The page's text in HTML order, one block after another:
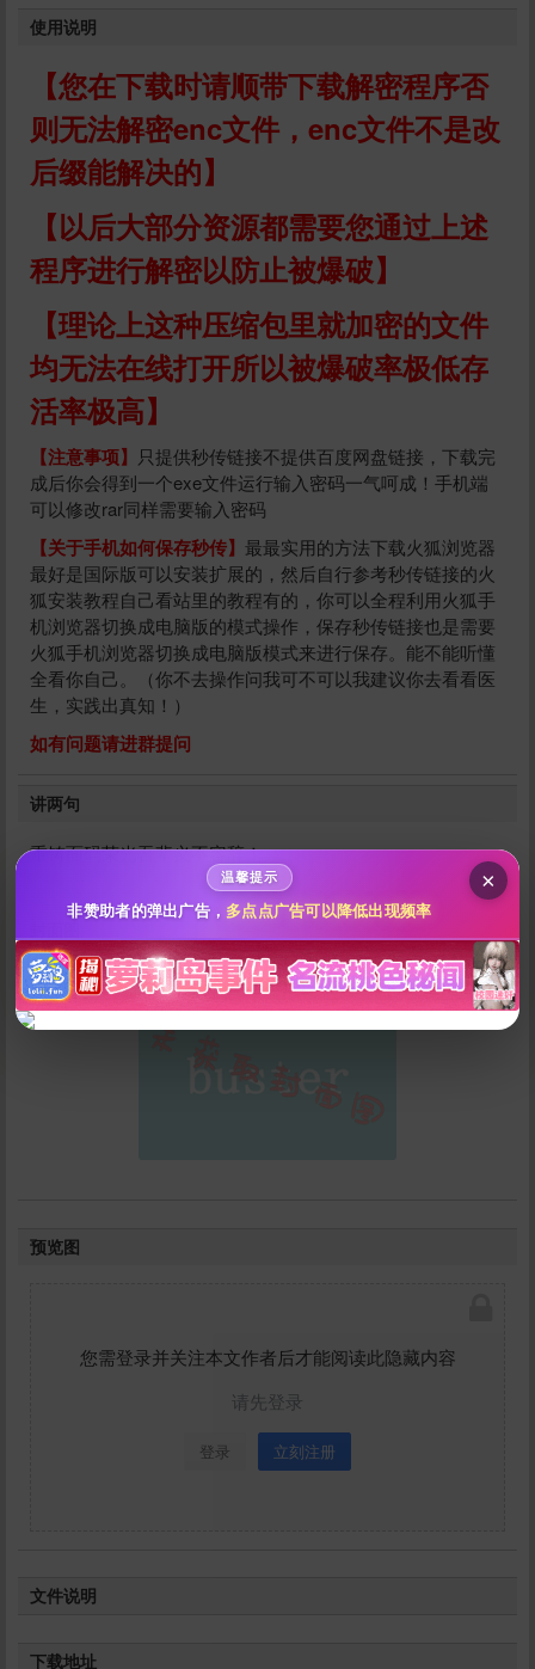
给祝你们幸福打赏
10分
使用说明
【您在下载时请顺带下载解密程序否
则无法解密enc文件，enc文件不是改
后缀能解决的】
【以后大部分资源都需要您通过上述
程序进行解密以防止被爆破】
【理论上这种压缩包里就加密的文件
均无法在线打开所以被爆破率极低存
活率极高】
【注意事项】 只提供秒传链接不提供百度网盘链接，下载完
成后你会得到一个exe文件运行输入密码一气呵成！手机端
可以修改rar同样需要输入密码
【关于手机如何保存秒传】 最最实用的方法下载火狐浏览器
最好是国际版可以安装扩展的，然后自行参考秒传链接的火
狐安装教程自己看站里的教程有的，你可以全程利用火狐手
机浏览器切换成电脑版的模式操作，保存秒传链接也是需要
火狐手机浏览器切换成电脑版模式来进行保存。能不能听懂
全看你自己。（你不去操作问我可不可以我建议你去看看医
生，实践出真知！）
如有问题请进群提问
讲两句
重铸面码荣光吾辈义不容辞！
预览图
您需登录并关注本文作者后才能阅读此隐藏内容
请先登录
登录 立刻注册
文件说明
下载地址
点击全选 ×
温馨提示
非赞助者的弹出广告， 多点点广告可以降低出现频率